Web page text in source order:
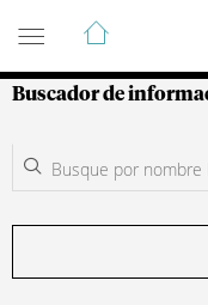
Guía de
Buscador de